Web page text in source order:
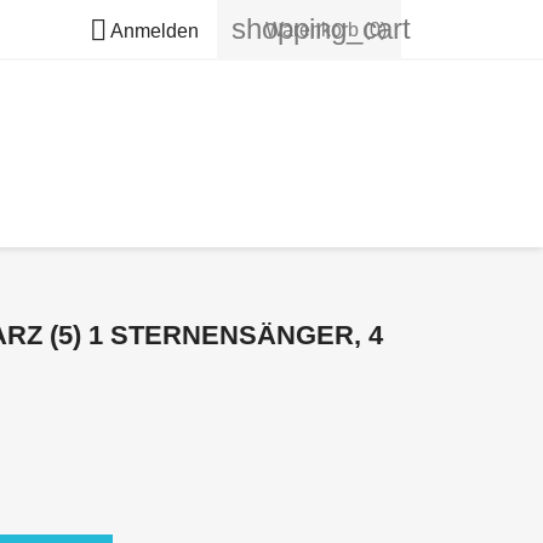
 Anmelden shopping_cart
Warenkorb (0)
(5) 1 STERNENSÄNGER, 4